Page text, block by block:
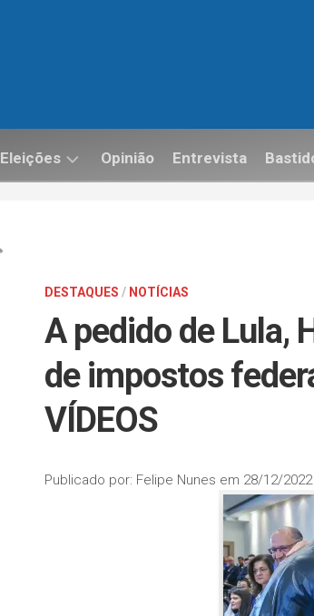
Eleições Opinião Entrevista
DESTAQUES / NOTÍCIAS
A pedido de Lula,
de impostos
VÍDEOS
Publicado por: Felipe Nunes em 28/12/